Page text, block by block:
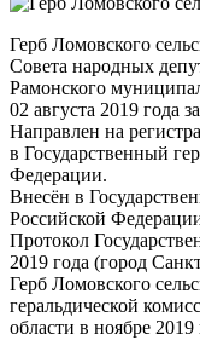
Герб Ломовского
Совета народных
Рамонского
02 августа 2019 года
Направлен на
в Государственный
Федерации.
Внесён в
Российской
Протокол
2019 года (город
Герб Ломовского
геральдической
области в ноябре